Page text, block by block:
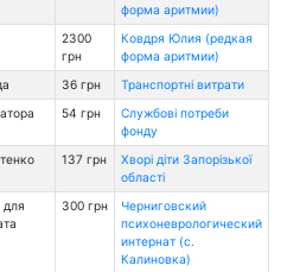
форма аритмии)
2300
грн
Ковдря Юлия (редкая
форма аритмии)
36 грн Транспортні витрати
54 грн
Службові потреби
фонду
137 грн
Хворі діти Запорізької
області
для
300 грн
Черниговский
психоневрологический
интернат (с.
Калиновка)